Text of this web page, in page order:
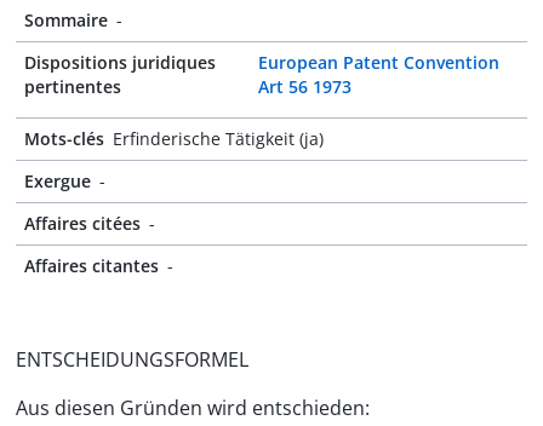
Sommaire -
Dispositions juridiques
pertinentes
European Patent Convention
Art 56 1973
Mots-clés Erfinderische Tätigkeit (ja)
Exergue -
Affaires citées -
Affaires citantes -
ENTSCHEIDUNGSFORMEL
Aus diesen Gründen wird entschieden: